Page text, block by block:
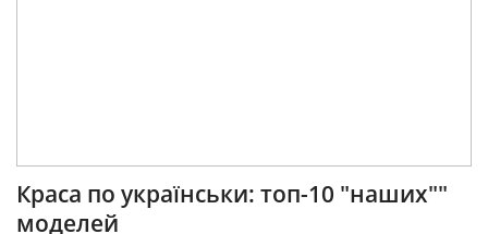
Краса по українськи: топ-10 "наших""
моделей